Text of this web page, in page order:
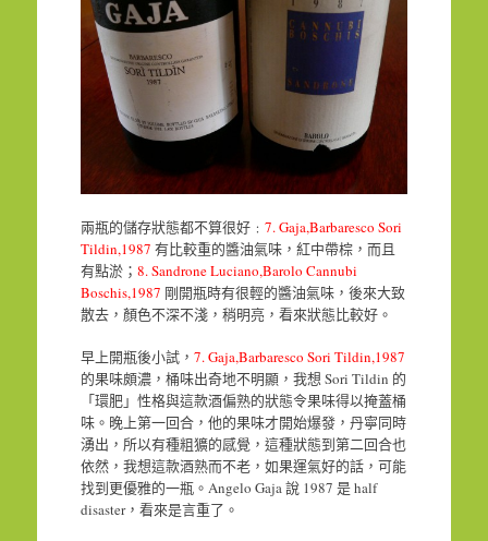
兩瓶的儲存狀態都不算很好﹕ 7. Gaja,Barbaresco Sori
Tildin,1987 有比較重的醬油氣味，紅中帶棕，而且
有點淤； 8. Sandrone Luciano,Barolo Cannubi
Boschis,1987 剛開瓶時有很輕的醬油氣味，後來大致
散去，顏色不深不淺，稍明亮，看來狀態比較好。
早上開瓶後小試， 7. Gaja,Barbaresco Sori Tildin,1987
的果味頗濃，桶味出奇地不明顯，我想 Sori Tildin 的
「環肥」性格與這款酒偏熟的狀態令果味得以掩蓋桶
味。晚上第一回合，他的果味才開始爆發，丹寧同時
湧出，所以有種粗獷的感覺，這種狀態到第二回合也
依然，我想這款酒熟而不老，如果運氣好的話，可能
找到更優雅的一瓶。Angelo Gaja 說 1987 是 half
disaster，看來是言重了。